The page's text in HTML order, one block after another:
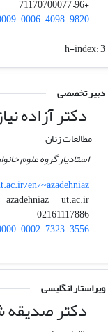
+96– 71170700077
0006-4098-9820
h-index:3
دبیر تخصصی
دکتر آزاده
مطالعات زنان
استادیار گروه علوم
en/~azadehniaz
azadehniaz
ut.ac.ir
02161117886
0002-7323-3556
ویراستار انگلیسی
دکتر صدیقه